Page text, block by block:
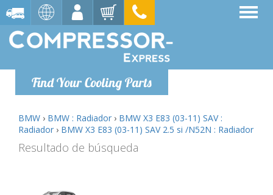
Find Your Cooling Parts
BMW › BMW : Radiador › BMW X3 E83 (03-11) SAV :
Radiador › BMW X3 E83 (03-11) SAV 2.5 si /N52N : Radiador
Resultado de búsqueda